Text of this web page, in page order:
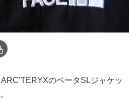
のベータSLジャケッ